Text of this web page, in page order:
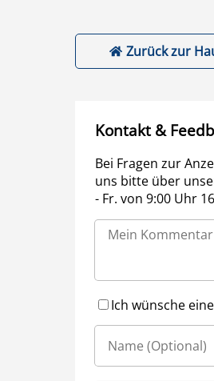
Zurück zur
Kontakt &
Bei Fragen zur
uns bitte über
- Fr. von 9:00 Uhr
Ich wünsche